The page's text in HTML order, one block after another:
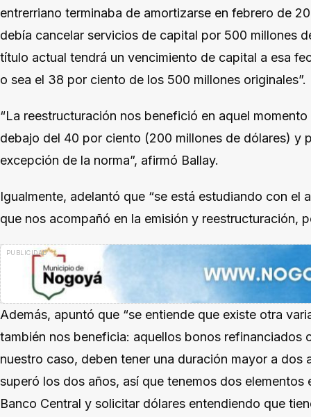
entrerriano terminaba de amortizarse en febrero de
debía cancelar servicios de capital por 500 millones
título actual tendrá un vencimiento de capital a esa
o sea el 38 por ciento de los 500 millones originales”.
“La reestructuración nos benefició en aquel
debajo del 40 por ciento (200 millones de dólares) y
excepción de la norma”, afirmó Ballay.
Igualmente, adelantó que “se está estudiando con el
que nos acompañó en la emisión y reestructuración,
Además, apuntó que “se entiende que existe otra
también nos beneficia: aquellos bonos refinanciados
nuestro caso, deben tener una duración mayor a dos
superó los dos años, así que tenemos dos elementos
Banco Central y solicitar dólares entendiendo que